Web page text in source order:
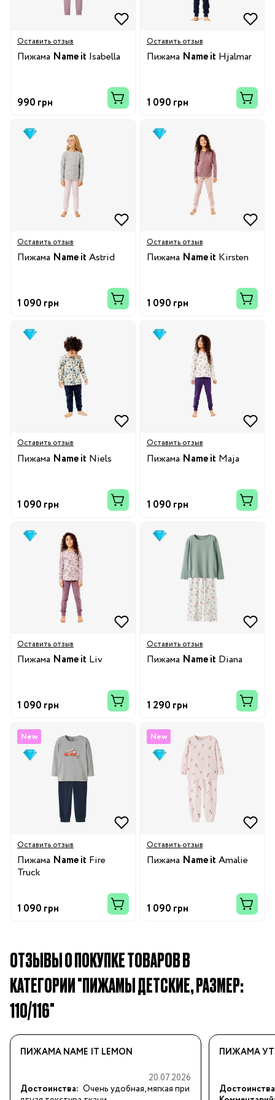
Оставить отзыв
Пижама Name it Isabella
990 грн
Оставить отзыв
Пижама Name it Hjalmar
1 090 грн
Оставить отзыв
Пижама Name it Astrid
1 090 грн
Оставить отзыв
Пижама Name it Kirsten
1 090 грн
Оставить отзыв
Пижама Name it Niels
1 090 грн
Оставить отзыв
Пижама Name it Maja
1 090 грн
Оставить отзыв
Пижама Name it Liv
1 090 грн
Оставить отзыв
Пижама Name it Diana
1 290 грн
New
Оставить отзыв
Пижама Name it Fire
Truck
1 090 грн
New
Оставить отзыв
Пижама Name it Amalie
1 090 грн
ОТЗЫВЫ О ПОКУПКЕ ТОВАРОВ В
КАТЕГОРИИ "ПИЖАМЫ ДЕТСКИЕ, РАЗМЕР:
110/116"
ПИЖАМА NAME IT LEMON
20.07.2026
Достоинства: Очень удобная, мягкая при
ПИЖАМА